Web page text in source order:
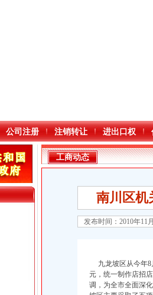
公司注册 注销转让 进出口权
工商动态
南川区机
发布时间：2010年11
九龙坡区从今年8
元，统一制作店招
调，为全市全面深